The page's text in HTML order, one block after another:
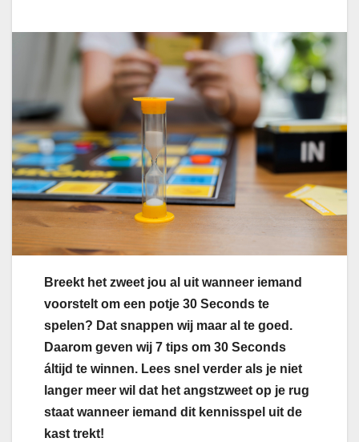
Breekt het zweet jou al uit wanneer iemand
voorstelt om een potje 30 Seconds te
spelen? Dat snappen wij maar al te goed.
Daarom geven wij 7 tips om 30 Seconds
áltijd te winnen. Lees snel verder als je niet
langer meer wil dat het angstzweet op je rug
staat wanneer iemand dit kennisspel uit de
kast trekt!